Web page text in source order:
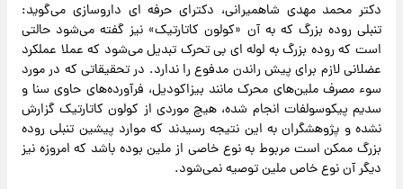
دکتر محمد مهدی شاهمیرانی، دکترای حرفه ای داروسازی می‌گوید:
تنبلی روده بزرگ که به آن «کولون کاتارتیک» نیز گفته می‌شود حالتی
است که روده بزرگ به لوله‌ ای بی‌ تحرک تبدیل می‌شود که عملا عملکرد
عضلانی لازم برای پیش راندن مدفوع را ندارد. در تحقیقاتی که در مورد
سوء مصرف ملین‌های محرک مانند بیزاکودیل، فرآورده‌های حاوی سنا و
سدیم پیکوسولفات انجام شده، هیچ موردی از کولون کاتارتیک گزارش
نشده و پژوهشگران به این نتیجه رسیدند که موارد پیشین تنبلی روده
بزرگ ممکن است مربوط به نوع خاصی از ملین بوده باشد که امروزه نیز
دیگر آن نوع خاص ملین توصیه نمی‌شود.